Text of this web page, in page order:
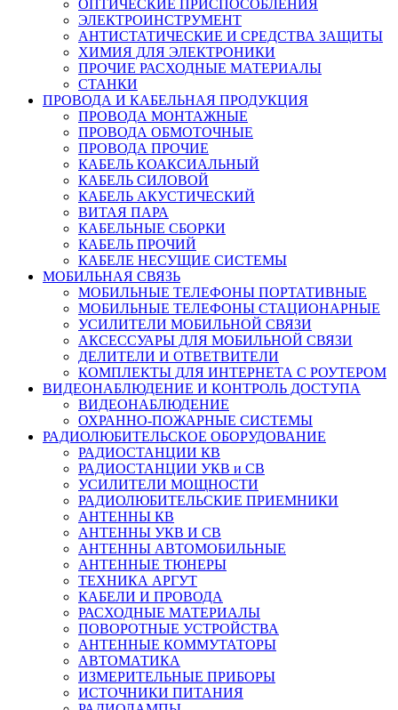
ОПТИЧЕСКИЕ ПРИСПОСОБЛЕНИЯ
ЭЛЕКТРОИНСТРУМЕНТ
АНТИСТАТИЧЕСКИЕ И СРЕДСТВА ЗАЩИТЫ
ХИМИЯ ДЛЯ ЭЛЕКТРОНИКИ
ПРОЧИЕ РАСХОДНЫЕ МАТЕРИАЛЫ
СТАНКИ
ПРОВОДА И КАБЕЛЬНАЯ ПРОДУКЦИЯ
ПРОВОДА МОНТАЖНЫЕ
ПРОВОДА ОБМОТОЧНЫЕ
ПРОВОДА ПРОЧИЕ
КАБЕЛЬ КОАКСИАЛЬНЫЙ
КАБЕЛЬ СИЛОВОЙ
КАБЕЛЬ АКУСТИЧЕСКИЙ
ВИТАЯ ПАРА
КАБЕЛЬНЫЕ СБОРКИ
КАБЕЛЬ ПРОЧИЙ
КАБЕЛЕ НЕСУЩИЕ СИСТЕМЫ
МОБИЛЬНАЯ СВЯЗЬ
МОБИЛЬНЫЕ ТЕЛЕФОНЫ ПОРТАТИВНЫЕ
МОБИЛЬНЫЕ ТЕЛЕФОНЫ СТАЦИОНАРНЫЕ
УСИЛИТЕЛИ МОБИЛЬНОЙ СВЯЗИ
АКСЕССУАРЫ ДЛЯ МОБИЛЬНОЙ СВЯЗИ
ДЕЛИТЕЛИ И ОТВЕТВИТЕЛИ
КОМПЛЕКТЫ ДЛЯ ИНТЕРНЕТА С РОУТЕРОМ
ВИДЕОНАБЛЮДЕНИЕ И КОНТРОЛЬ ДОСТУПА
ВИДЕОНАБЛЮДЕНИЕ
ОХРАННО-ПОЖАРНЫЕ СИСТЕМЫ
РАДИОЛЮБИТЕЛЬСКОЕ ОБОРУДОВАНИЕ
РАДИОСТАНЦИИ КВ
РАДИОСТАНЦИИ УКВ и СВ
УСИЛИТЕЛИ МОЩНОСТИ
РАДИОЛЮБИТЕЛЬСКИЕ ПРИЕМНИКИ
АНТЕННЫ КВ
АНТЕННЫ УКВ И СВ
АНТЕННЫ АВТОМОБИЛЬНЫЕ
АНТЕННЫЕ ТЮНЕРЫ
ТЕХНИКА АРГУТ
КАБЕЛИ И ПРОВОДА
РАСХОДНЫЕ МАТЕРИАЛЫ
ПОВОРОТНЫЕ УСТРОЙСТВА
АНТЕННЫЕ КОММУТАТОРЫ
АВТОМАТИКА
ИЗМЕРИТЕЛЬНЫЕ ПРИБОРЫ
ИСТОЧНИКИ ПИТАНИЯ